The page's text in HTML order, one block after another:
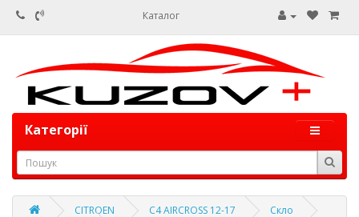
Каталог
Категорії
CITROEN C4 AIRCROSS 12-17
Скло